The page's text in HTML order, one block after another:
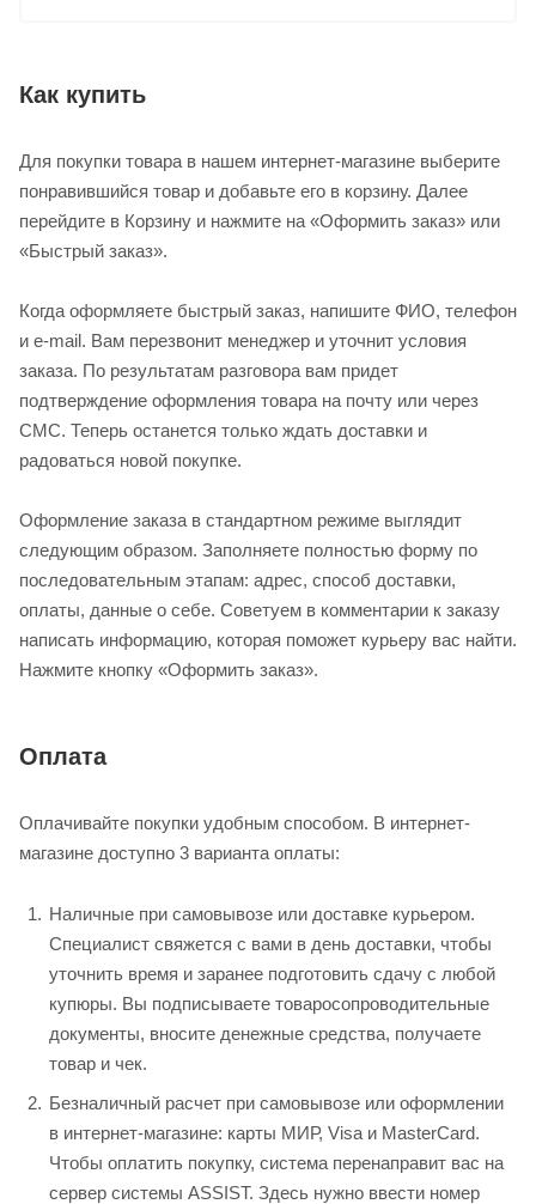
Как купить
Для покупки товара в нашем интернет-магазине выберите
понравившийся товар и добавьте его в корзину. Далее
перейдите в Корзину и нажмите на «Оформить заказ» или
«Быстрый заказ».
Когда оформляете быстрый заказ, напишите ФИО, телефон
и e-mail. Вам перезвонит менеджер и уточнит условия
заказа. По результатам разговора вам придет
подтверждение оформления товара на почту или через
СМС. Теперь останется только ждать доставки и
радоваться новой покупке.
Оформление заказа в стандартном режиме выглядит
следующим образом. Заполняете полностью форму по
последовательным этапам: адрес, способ доставки,
оплаты, данные о себе. Советуем в комментарии к заказу
написать информацию, которая поможет курьеру вас найти.
Нажмите кнопку «Оформить заказ».
Оплата
Оплачивайте покупки удобным способом. В интернет-
магазине доступно 3 варианта оплаты:
Наличные при самовывозе или доставке курьером.
Специалист свяжется с вами в день доставки, чтобы
уточнить время и заранее подготовить сдачу с любой
купюры. Вы подписываете товаросопроводительные
документы, вносите денежные средства, получаете
товар и чек.
Безналичный расчет при самовывозе или оформлении
в интернет-магазине: карты МИР, Visa и MasterCard.
Чтобы оплатить покупку, система перенаправит вас на
сервер системы ASSIST. Здесь нужно ввести номер